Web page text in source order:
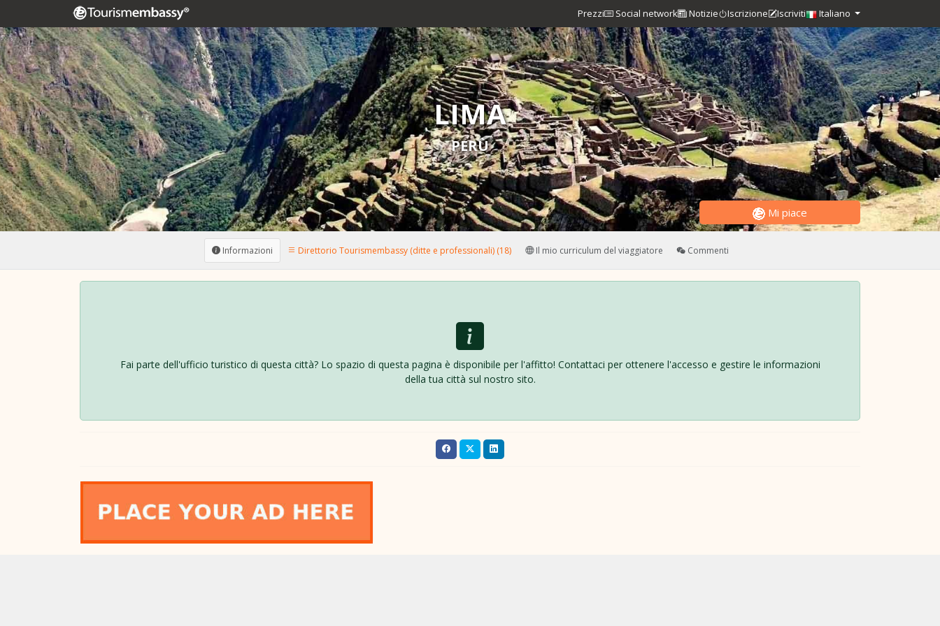
Prezzi Social network Notizie Iscrizione Iscriviti Italiano
LIMA
PERÙ
Mi piace
Informazioni Direttorio Tourismembassy (ditte e professionali) (18) Il mio curriculum del viaggiatore Commenti
Fai parte dell'ufficio turistico di questa città? Lo spazio di questa pagina è disponibile per l'affitto! Contattaci per ottenere l'accesso e gestire le informazioni
della tua città sul nostro sito.